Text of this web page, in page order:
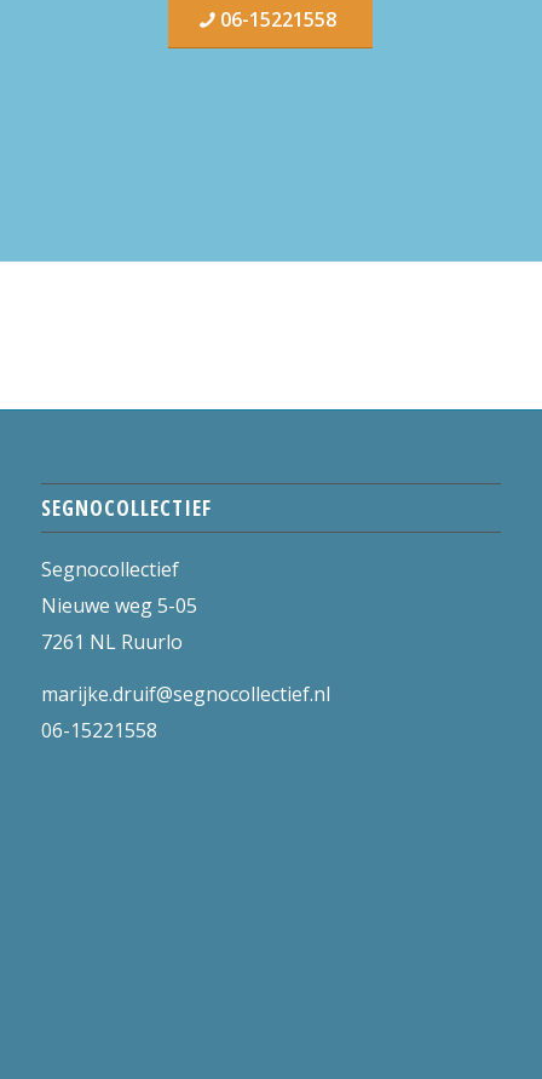
06-15221558
SEGNOCOLLECTIEF
Segnocollectief
Nieuwe weg 5-05
7261 NL Ruurlo
marijke.druif@segnocollectief.nl
06-15221558